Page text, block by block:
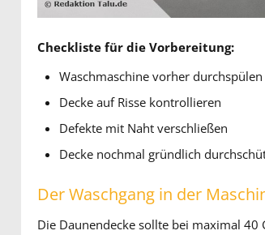
Checkliste für die Vorbereitung:
Waschmaschine vorher durchspülen
Decke auf Risse kontrollieren
Defekte mit Naht verschließen
Decke nochmal gründlich
Der Waschgang in der
Die Daunendecke sollte bei maximal 40